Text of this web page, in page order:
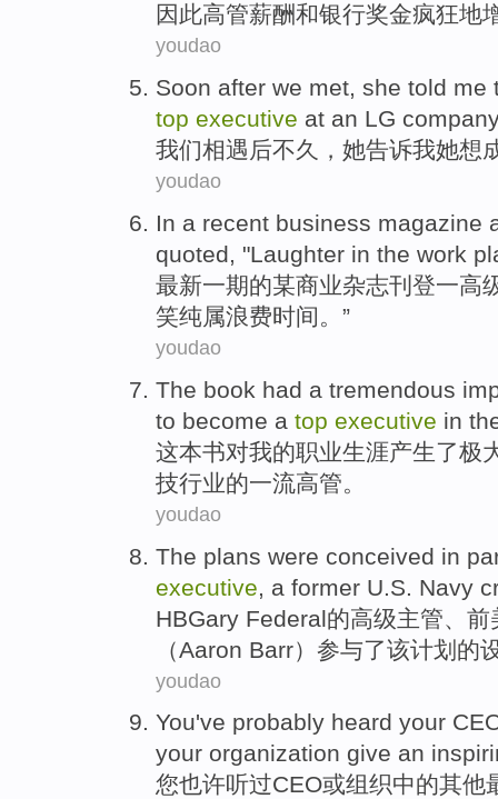
因此高管薪酬和银行奖金疯狂地
youdao
Soon after we met, she told me
top executive at an LG company
我们相遇 后不久 ， 她告诉我她想
youdao
In a recent business magazine
quoted, "Laughter in the work
最新一期的某商业杂志刊登一高
笑纯属浪费时间。”
youdao
The book had a tremendous
to become a top executive in
这本书对我的职业生涯产生了极
技行业的一流高管。
youdao
The plans were conceived in
executive , a former U.S. Navy
HBGary Federal的高级主管 前
（Aaron Barr） 参与了该计划 的
youdao
You've probably heard your
your organization give an
您也许听过CEO或组织中的其他